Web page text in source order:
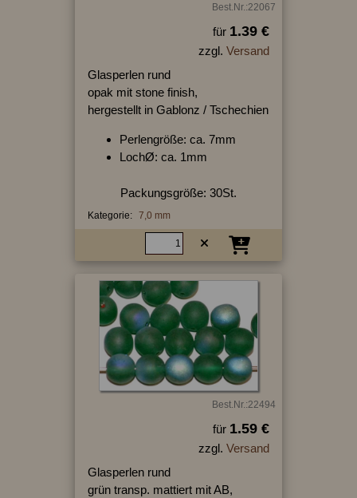
Best.Nr.:22067
für 1.39 €
zzgl. Versand
Glasperlen rund
opak mit stone finish,
hergestellt in Gablonz / Tschechien
Perlengröße: ca. 7mm
LochØ: ca. 1mm
Packungsgröße: 30St.
Kategorie: 7,0 mm
Best.Nr.:22494
für 1.59 €
zzgl. Versand
Glasperlen rund
grün transp. mattiert mit AB,